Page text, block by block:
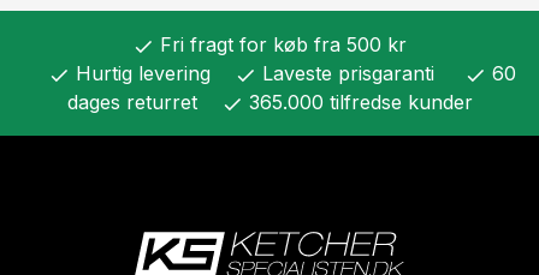
check Fri fragt for køb fra 500 kr
check Hurtig levering check Laveste prisgaranti check 60
dages returret
check 365.000 tilfredse kunder